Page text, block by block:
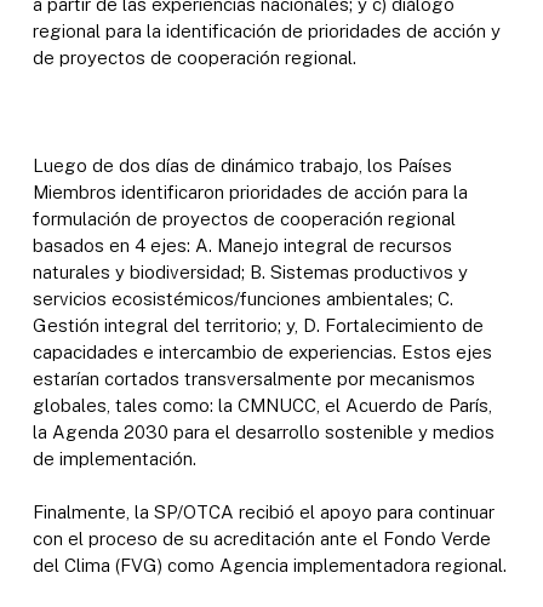
regional para la identificación de prioridades de acción y
de proyectos de cooperación regional.
Luego de dos días de dinámico trabajo, los Países
Miembros identificaron prioridades de acción para la
formulación de proyectos de cooperación regional
basados en 4 ejes: A. Manejo integral de recursos
naturales y biodiversidad; B. Sistemas productivos y
servicios ecosistémicos/funciones ambientales; C.
Gestión integral del territorio; y, D. Fortalecimiento de
capacidades e intercambio de experiencias. Estos ejes
estarían cortados transversalmente por mecanismos
globales, tales como: la CMNUCC, el Acuerdo de París,
la Agenda 2030 para el desarrollo sostenible y medios
de implementación.
Finalmente, la SP/OTCA recibió el apoyo para continuar
con el proceso de su acreditación ante el Fondo Verde
del Clima (FVG) como Agencia implementadora regional.